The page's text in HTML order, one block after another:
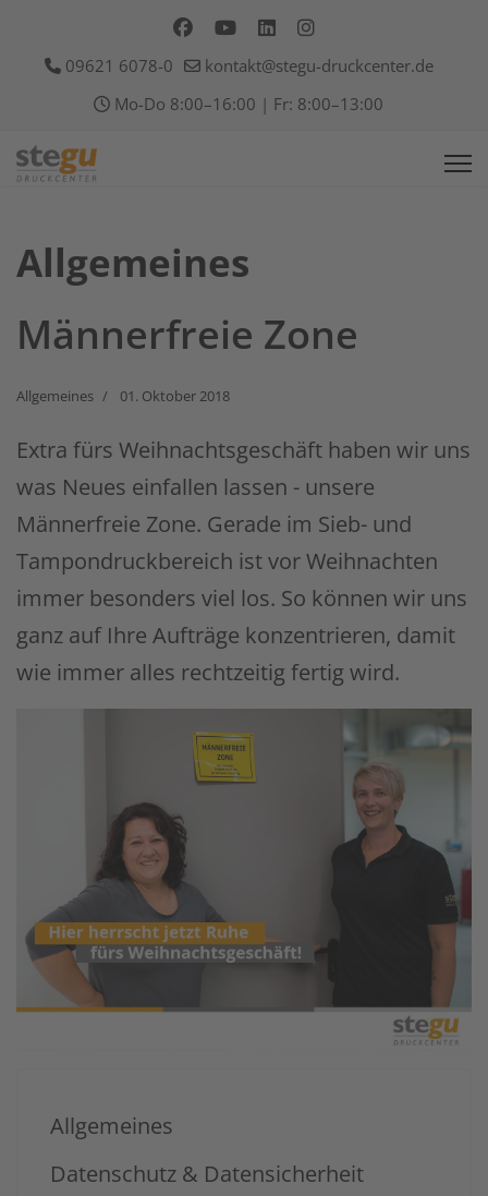
09621 6078-0
kontakt@stegu-druckcenter.de
Mo-Do 8:00–16:00 | Fr: 8:00–13:00
Allgemeines
Männerfreie Zone
Allgemeines 01. Oktober 2018
Extra fürs Weihnachtsgeschäft haben wir uns
was Neues einfallen lassen - unsere
Männerfreie Zone. Gerade im Sieb- und
Tampondruckbereich ist vor Weihnachten
immer besonders viel los. So können wir uns
ganz auf Ihre Aufträge konzentrieren, damit
wie immer alles rechtzeitig fertig wird.
Allgemeines
Datenschutz & Datensicherheit